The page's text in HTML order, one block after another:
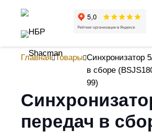
Главная Товары Синхронизатор
в сборе
99)
передач в